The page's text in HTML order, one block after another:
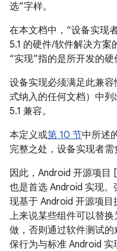
选”字样。
在本文档中，“设备实现
5.1 的硬件/软件解决方案
“实现”指的是所开发的硬
设备实现必须满足此兼
式纳入的任何文档）中
5.1 兼容。
本定义或第 10 节中所述
完整之处，设备实现者需
因此，Android 开源项目 [
也是首选 Android 实现
现基于 Android 开源项
上来说某些组件可以替
做，否则通过软件测试
保行为与标准 Android